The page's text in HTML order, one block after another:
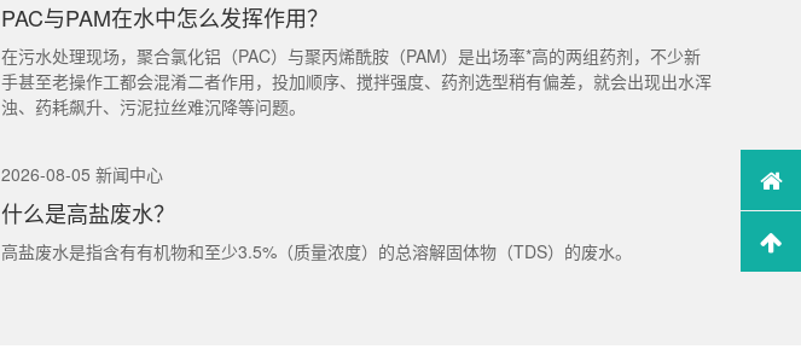
PAC与PAM在水中怎么发挥作用？
在污水处理现场，聚合氯化铝（PAC）与聚丙烯酰胺（PAM）是出场率*高的两组药剂，不少新
手甚至老操作工都会混淆二者作用，投加顺序、搅拌强度、药剂选型稍有偏差，就会出现出水浑
浊、药耗飙升、污泥拉丝难沉降等问题。
2026-08-05 新闻中心
什么是高盐废水？
高盐废水是指含有有机物和至少3.5%（质量浓度）的总溶解固体物（TDS）的废水。